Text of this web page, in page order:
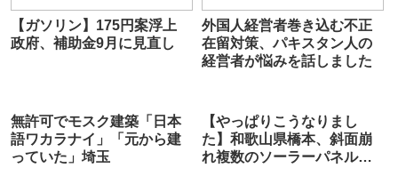
【ガソリン】175円案浮上
政府、補助金9月に見直し
外国人経営者巻き込む不正
在留対策、パキスタン人の
経営者が悩みを話しました
無許可でモスク建築「日本
語ワカラナイ」「元から建
っていた」埼玉
【やっぱりこうなりまし
た】和歌山県橋本、斜面崩
れ複数のソーラーパネル落